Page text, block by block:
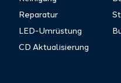
Reparatur
LED-Umrüstung
CD Aktualisierung